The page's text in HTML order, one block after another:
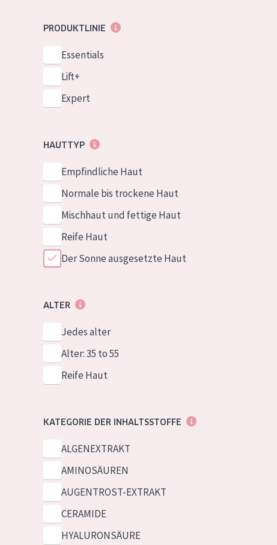
PRODUKTLINIE
Essentials
Lift+
Expert
HAUTTYP
Empfindliche Haut
Normale bis trockene Haut
Mischhaut und fettige Haut
Reife Haut
Der Sonne ausgesetzte Haut
ALTER
Jedes alter
Alter: 35 to 55
Reife Haut
KATEGORIE DER INHALTSSTOFFE
ALGENEXTRAKT
AMINOSÄUREN
AUGENTROST-EXTRAKT
CERAMIDE
HYALURONSÄURE